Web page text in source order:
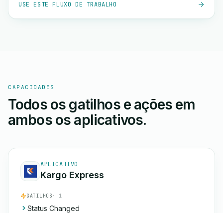
USE ESTE FLUXO DE TRABALHO
CAPACIDADES
Todos os gatilhos e ações em
ambos os aplicativos.
APLICATIVO
Kargo Express
GATILHOS · 1
Status Changed